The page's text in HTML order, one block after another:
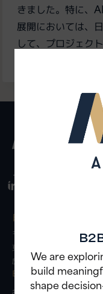
きました。特に、
展開においては、
して、プロジェク
アプローチ
日本事務所
〒105-0001
東京都港区虎ノ門5-13-1
虎ノ門40MTビル7F
Eメール
always.forward@aim-
We are
build
shape